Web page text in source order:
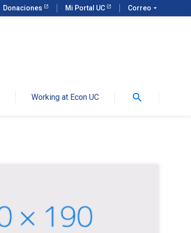
Donaciones Mi Portal UC Correo arrow_drop_down
Working at Econ UC search